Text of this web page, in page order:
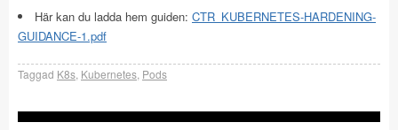
Här kan du ladda hem guiden: CTR_KUBERNETES-HARDENING-
GUIDANCE-1.pdf
Taggad K8s Kubernetes Pods